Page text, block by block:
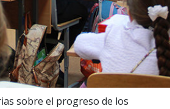
sobre el progreso de los